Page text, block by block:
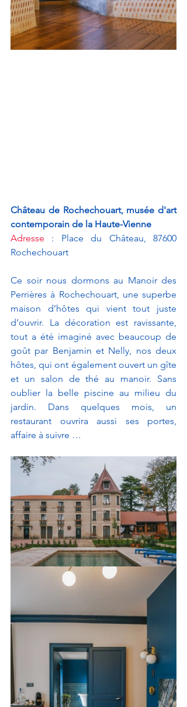
Château de Rochechouart, musée d'art
contemporain de la Haute-Vienne
Adresse : Place du Château, 87600
Rochechouart
Ce soir nous dormons au Manoir des
Perrières à Rochechouart, une superbe
maison d’hôtes qui vient tout juste
d’ouvrir. La décoration est ravissante,
tout a été imaginé avec beaucoup de
goût par Benjamin et Nelly, nos deux
hôtes, qui ont également ouvert un gîte
et un salon de thé au manoir. Sans
oublier la belle piscine au milieu du
jardin. Dans quelques mois, un
restaurant ouvrira aussi ses portes,
affaire à suivre …